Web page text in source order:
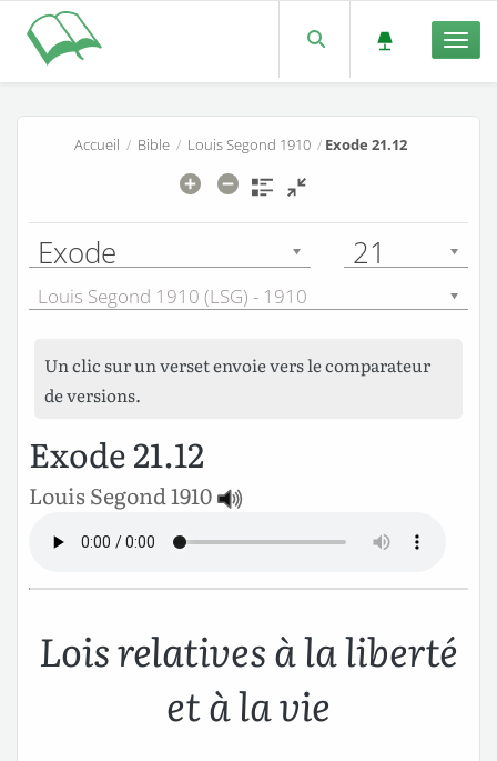
Accueil / Bible / Louis Segond 1910 / Exode 21.12
Exode 21
Louis Segond 1910 (LSG) - 1910
Un clic sur un verset envoie vers le comparateur
de versions.
Exode 21.12
Louis Segond 1910
Lois relatives à la liberté
et à la vie